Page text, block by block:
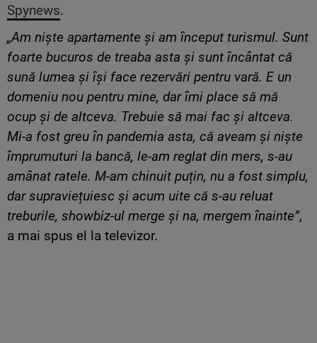
Spynews.
„Am niște apartamente și am început turismul. Sunt
foarte bucuros de treaba asta și sunt încântat că
sună lumea și își face rezervări pentru vară. E un
domeniu nou pentru mine, dar îmi place să mă
ocup și de altceva. Trebuie să mai fac și altceva.
Mi-a fost greu în pandemia asta, că aveam și niște
împrumuturi la bancă, le-am reglat din mers, s-au
amânat ratele. M-am chinuit puțin, nu a fost simplu,
dar supraviețuiesc și acum uite că s-au reluat
treburile, showbiz-ul merge și na, mergem înainte”,
a mai spus el la televizor.